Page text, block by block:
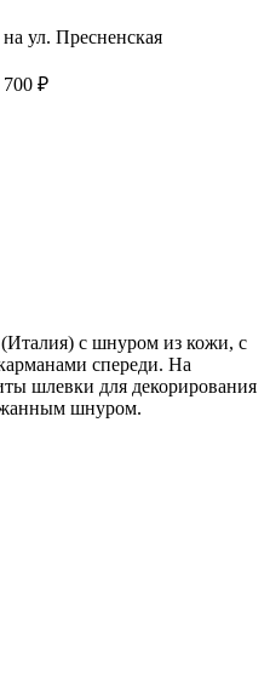
ул. Пресненская
700 ₽
с шнуром из кожи, с
спереди. На
шлевки для декорирования
шнуром.